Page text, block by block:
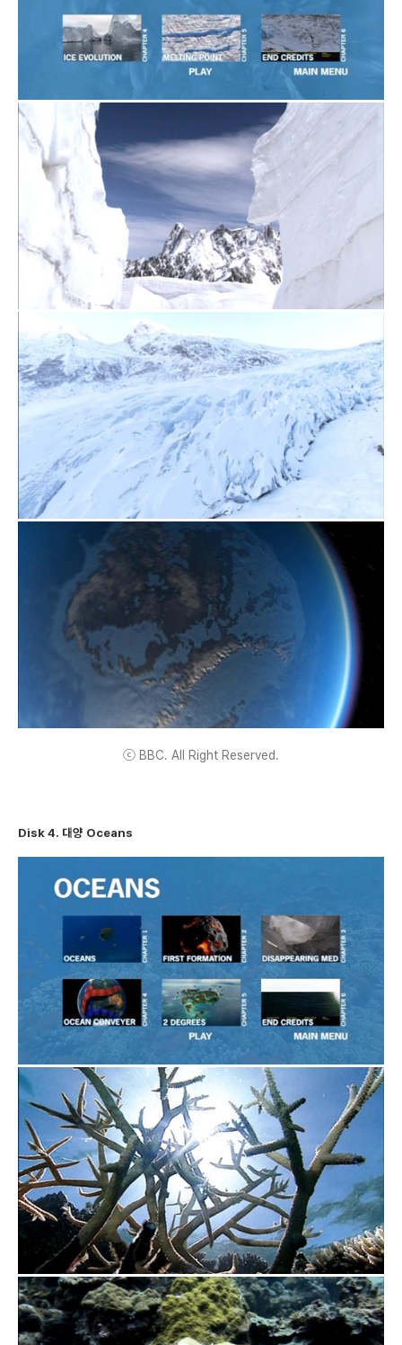
ⓒ BBC. All Right Reserved.
Disk 4. 대양 Oceans